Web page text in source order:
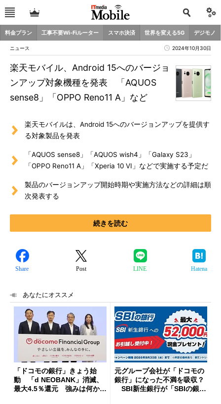
料金プラン 工事不要Wi-Fiルーター スマホ決済 世界を変える5G デジモノ
ニュース 2024年10月30日
楽天モバイル、Android 15へのバージョ
ンアップ対象機種を発表 「AQUOS
sense8」「OPPO Reno11 A」など
楽天モバイルは、Android 15へのバージョンアップを提供す
る対象製品を発表
「AQUOS sense8」「AQUOS wish4」「Galaxy S23」
「OPPO Reno11 A」「Xperia 10 VI」などで実施する予定だ
製品のバージョンアップ開始時期や実施方法などの詳細は順
次発表する
続きを読む
Share Post LINE Hatena
あなたにオススメ
「ドコモの銀行」きょう始
動 「d NEOBANK」消滅、
最大4.5％還元 強みは何か解
元グループ会社が「ドコモの
銀行」になった不満を吸収？
SBI新生銀行が「SBIの銀